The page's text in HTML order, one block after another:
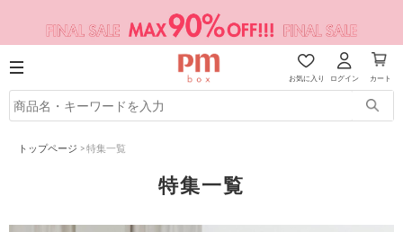
お気に入り ログイン カート
トップページ >特集一覧
特集一覧